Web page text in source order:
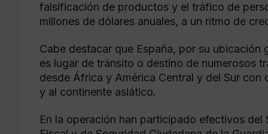
falsificación de productos y el tráfico de
millones de dólares anuales, a un ritmo de
Cabe destacar que España, por su
es lugar de tránsito o destino de numerosos
desde África y América Central y del Sur
y al continente asiático.
En la operación han participado efectivos